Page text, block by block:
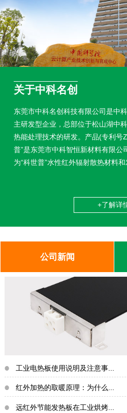
关于中科名创
东莞市中科名创科技有限公司是中
主研发型企业，总部位于松山湖中
热能处理技术的研发。产品(专利号
普”是东莞市中科智恒新材料有限公
为“科世普”水性红外辐射散热材料
+了解详
公司新闻
工业电热板使用说明及注意事...
红外加热的取暖原理：为什么...
远红外节能发热板在工业烘烤...